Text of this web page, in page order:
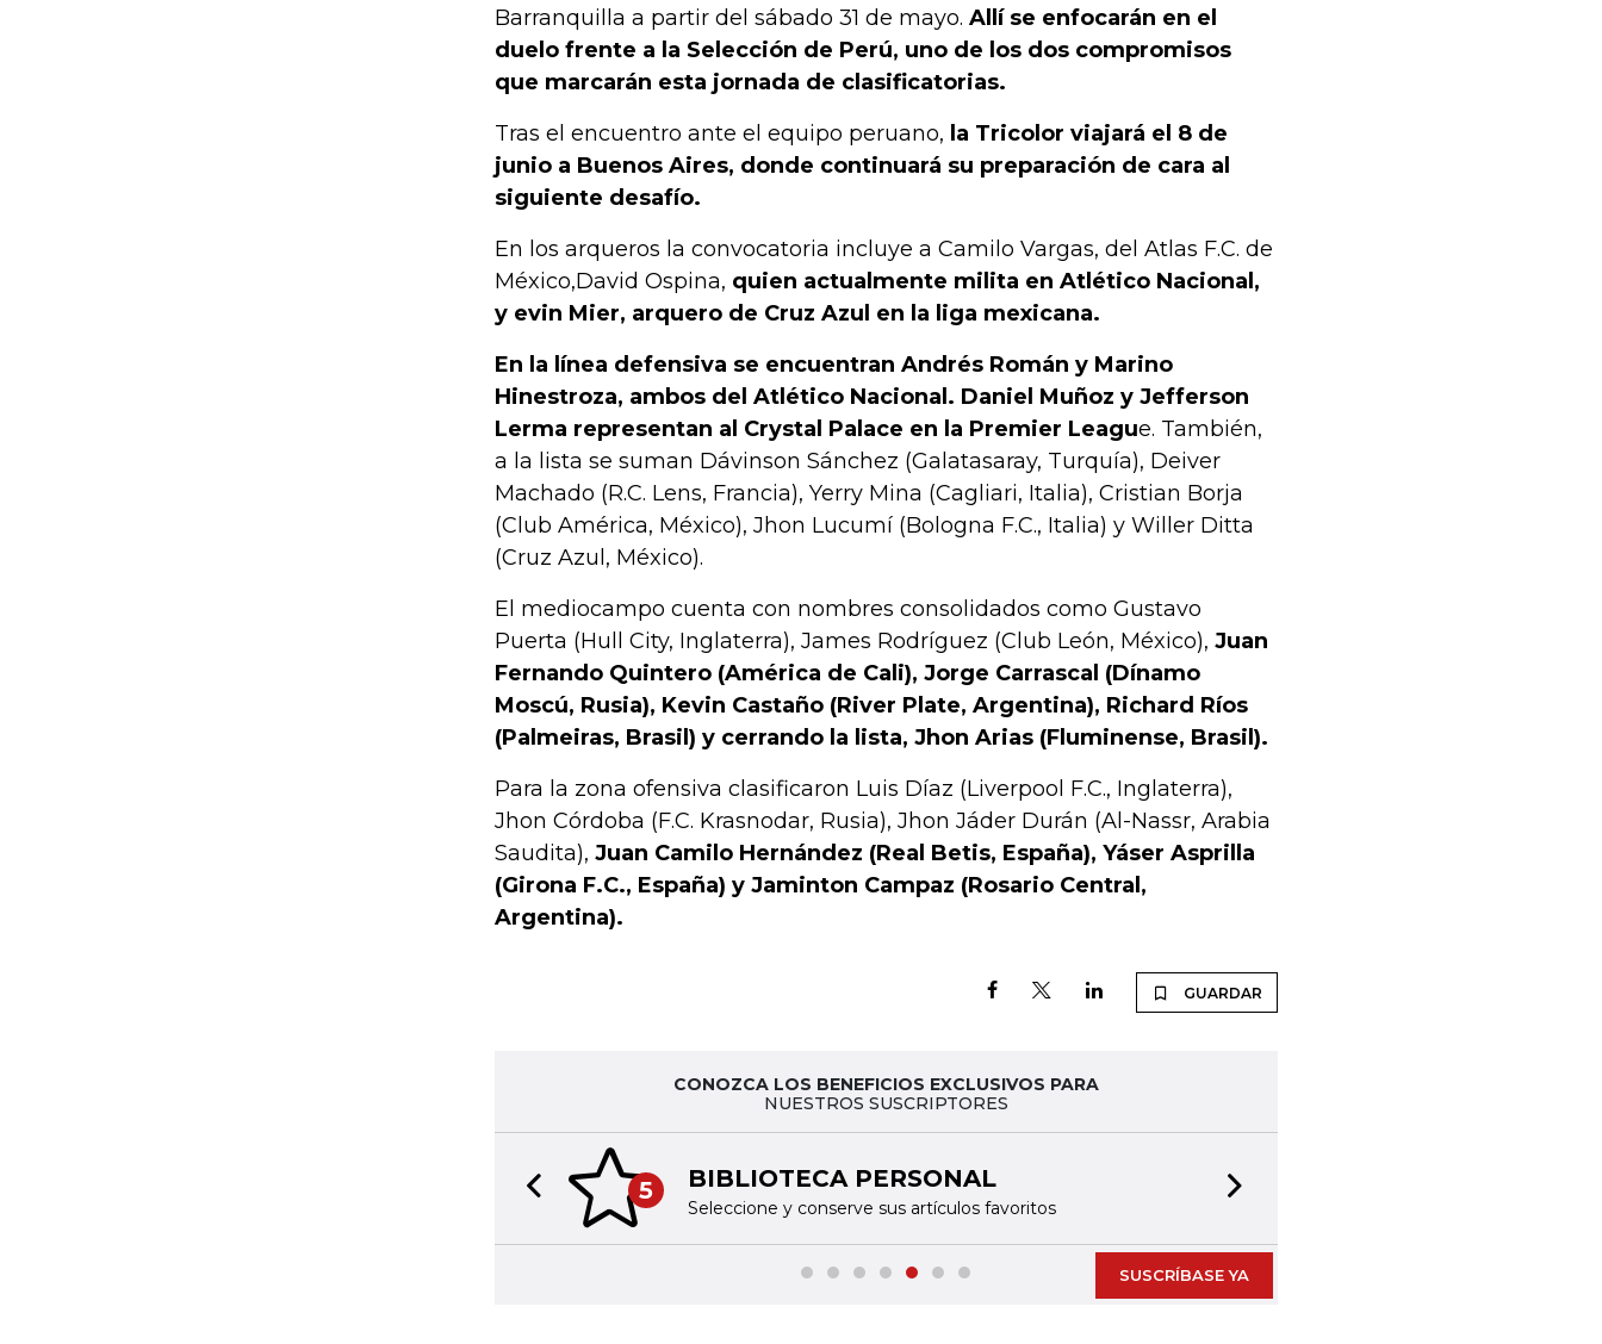
Barranquilla a partir del sábado 31 de mayo. Allí se enfocarán en el
duelo frente a la Selección de Perú, uno de los dos compromisos
que marcarán esta jornada de clasificatorias.
Tras el encuentro ante el equipo peruano, la Tricolor viajará el 8 de
junio a Buenos Aires, donde continuará su preparación de cara al
siguiente desafío.
En los arqueros la convocatoria incluye a Camilo Vargas, del Atlas F.C. de
México,David Ospina, quien actualmente milita en Atlético Nacional,
y evin Mier, arquero de Cruz Azul en la liga mexicana.
En la línea defensiva se encuentran Andrés Román y Marino
Hinestroza, ambos del Atlético Nacional. Daniel Muñoz y Jefferson
Lerma representan al Crystal Palace en la Premier League. También,
a la lista se suman Dávinson Sánchez (Galatasaray, Turquía), Deiver
Machado (R.C. Lens, Francia), Yerry Mina (Cagliari, Italia), Cristian Borja
(Club América, México), Jhon Lucumí (Bologna F.C., Italia) y Willer Ditta
(Cruz Azul, México).
El mediocampo cuenta con nombres consolidados como Gustavo
Puerta (Hull City, Inglaterra), James Rodríguez (Club León, México), Juan
Fernando Quintero (América de Cali), Jorge Carrascal (Dínamo
Moscú, Rusia), Kevin Castaño (River Plate, Argentina), Richard Ríos
(Palmeiras, Brasil) y cerrando la lista, Jhon Arias (Fluminense, Brasil).
Para la zona ofensiva clasificaron Luis Díaz (Liverpool F.C., Inglaterra),
Jhon Córdoba (F.C. Krasnodar, Rusia), Jhon Jáder Durán (Al-Nassr, Arabia
Saudita), Juan Camilo Hernández (Real Betis, España), Yáser Asprilla
(Girona F.C., España) y Jaminton Campaz (Rosario Central,
Argentina).
GUARDAR
CONOZCA LOS BENEFICIOS EXCLUSIVOS PARA
NUESTROS SUSCRIPTORES
5 BIBLIOTECA PERSONAL
Seleccione y conserve sus artículos favoritos
Previous slide
SUSCRÍBASE YA